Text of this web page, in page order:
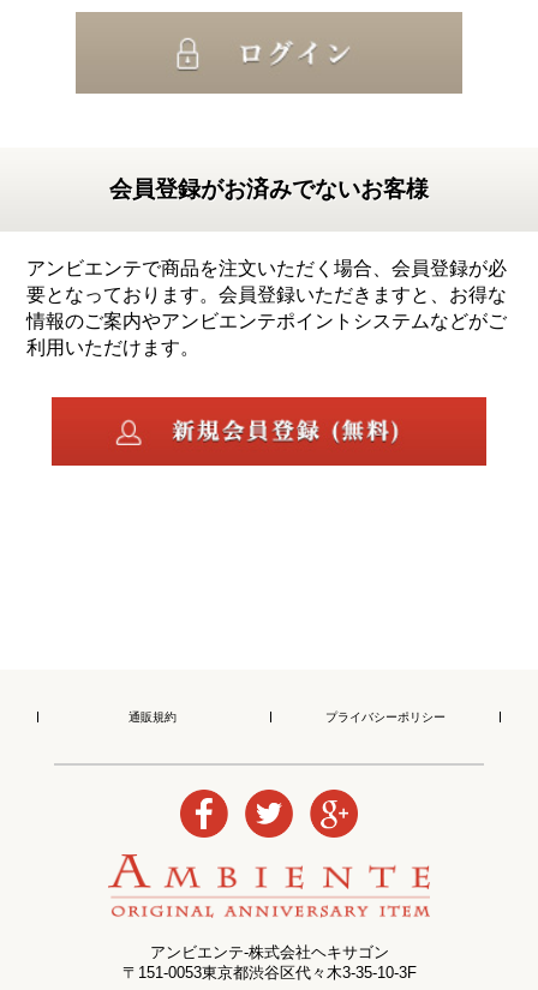
会員登録がお済みでないお客様
アンビエンテで商品を注文いただく場合、会員登録が必
要となっております。会員登録いただきますと、お得な
情報のご案内やアンビエンテポイントシステムなどがご
利用いただけます。
通販規約 プライバシーポリシー
アンビエンテ-株式会社ヘキサゴン
〒151-0053東京都渋谷区代々木3-35-10-3F